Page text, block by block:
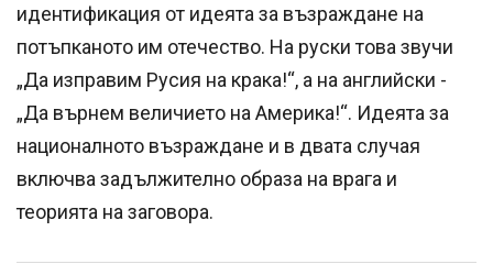
идентификация от идеята за възраждане на
потъпканото им отечество. На руски това звучи
„Да изправим Русия на крака!“, а на английски -
„Да върнем величието на Америка!“. Идеята за
националното възраждане и в двата случая
включва задължително образа на врага и
теорията на заговора.